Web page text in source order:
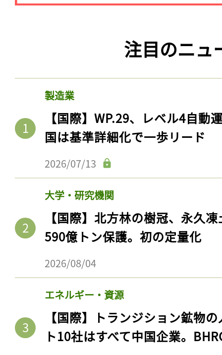
注目のニュ
製造業
【国際】WP.29、レベル4自動
国は基準詳細化で一歩リード
2026/07/13
大学・研究機関
【国際】北方林の樹冠、永久
590億トン保護。初の定量化
2026/08/04
エネルギー・資源
【国際】トランジション鉱物
ト10社はすべて中国企業。